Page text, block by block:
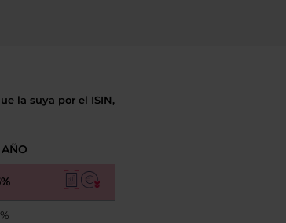
la suya por el ISIN,
AÑO